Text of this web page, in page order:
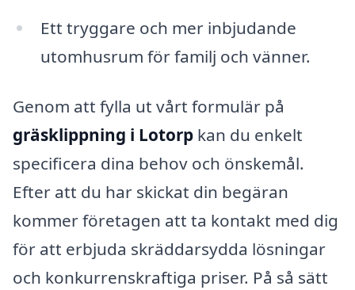
Ett tryggare och mer inbjudande
utomhusrum för familj och vänner.
Genom att fylla ut vårt formulär på
gräsklippning i Lotorp kan du enkelt
specificera dina behov och önskemål.
Efter att du har skickat din begäran
kommer företagen att ta kontakt med dig
för att erbjuda skräddarsydda lösningar
och konkurrenskraftiga priser. På så sätt